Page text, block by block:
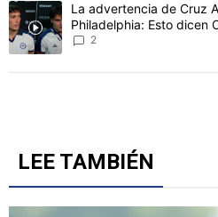
Un artículo de tendencia con el
La advertencia de Cruz
Philadelphia: Esto dicen
Romero
2
LEE TAMBIÉN